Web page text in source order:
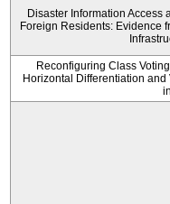
Disaster Information
Foreign Residents: Evidence
Reconfiguring Class
Horizontal Differentiation